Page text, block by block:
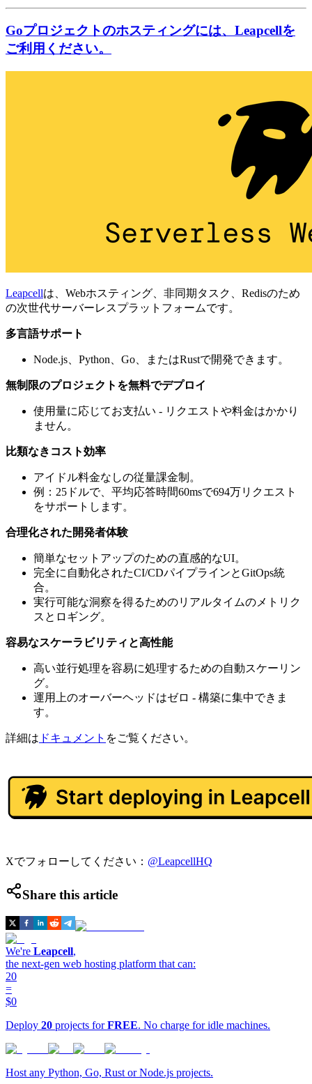
Goプロジェクトのホスティングには、Leapcellを
ご利用ください。
Leapcellは、Webホスティング、非同期タスク、Redisのため
の次世代サーバーレスプラットフォームです。
多言語サポート
Node.js、Python、Go、またはRustで開発できます。
無制限のプロジェクトを無料でデプロイ
使用量に応じてお支払い - リクエストや料金はかかり
ません。
比類なきコスト効率
アイドル料金なしの従量課金制。
例：25ドルで、平均応答時間60msで694万リクエスト
をサポートします。
合理化された開発者体験
簡単なセットアップのための直感的なUI。
完全に自動化されたCI/CDパイプラインとGitOps統
合。
実行可能な洞察を得るためのリアルタイムのメトリク
スとロギング。
容易なスケーラビリティと高性能
高い並行処理を容易に処理するための自動スケーリン
グ。
運用上のオーバーヘッドはゼロ - 構築に集中できま
す。
詳細は ドキュメント をご覧ください。
Xでフォローしてください： @LeapcellHQ
Share this article
We're Leapcell,
the next-gen web hosting platform that can:
20
=
$0
Deploy 20 projects forFREE. No charge for idle machines.
Host any Python, Go, Rust or Node.js projects.